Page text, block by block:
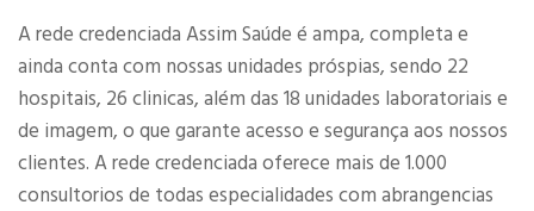
A rede credenciada Assim Saúde é ampa, completa e
ainda conta com nossas unidades próspias, sendo 22
hospitais, 26 clinicas, além das 18 unidades laboratoriais e
de imagem, o que garante acesso e segurança aos nossos
clientes. A rede credenciada oferece mais de 1.000
consultorios de todas especialidades com abrangencias